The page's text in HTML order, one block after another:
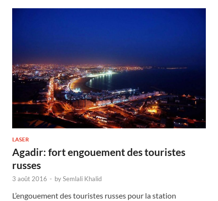
LASER
Agadir: fort engouement des touristes
russes
3 août 2016 - bySemlali Khalid
L’engouement des touristes russes pour la station